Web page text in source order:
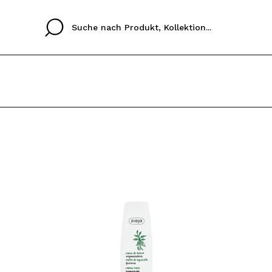
Durch die Erstellung
Einkäufe schnell